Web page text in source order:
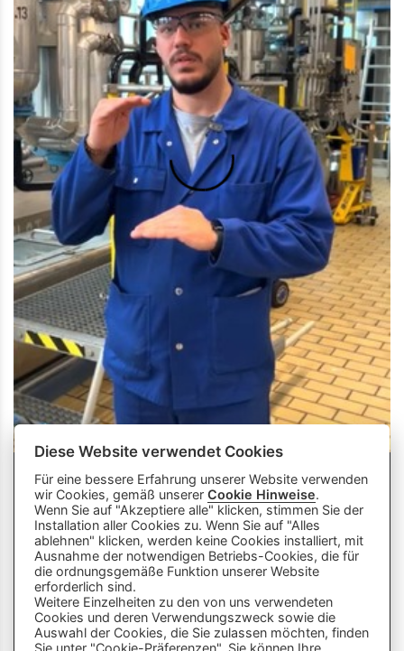
info
Dieser Chatbot wird von Künstlicher
Intelligenz unterstützt. Er wertet unsere
Diese Website verwendet Cookies
Für eine bessere Erfahrung unserer Website verwenden
wir Cookies, gemäß unsererCookie Hinweise.
Wenn Sie auf "Akzeptiere alle" klicken, stimmen Sie der
Installation aller Cookies zu. Wenn Sie auf "Alles
ablehnen" klicken, werden keine Cookies installiert, mit
Ausnahme der notwendigen Betriebs-Cookies, die für
die ordnungsgemäße Funktion unserer Website
erforderlich sind.
Weitere Einzelheiten zu den von uns verwendeten
Cookies und deren Verwendungszweck sowie die
Auswahl der Cookies, die Sie zulassen möchten, finden
Sie unter "Cookie-Präferenzen". Sie können Ihre